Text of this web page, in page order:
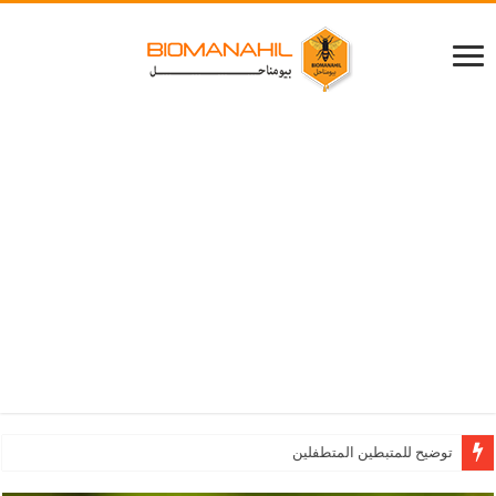
الطريقة الصحيحة لتناول العسل